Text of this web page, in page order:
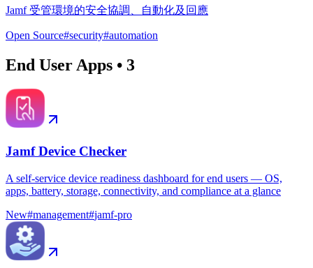
Jamf 受管環境的安全協調、自動化及回應
Open Source#security#automation
End User Apps • 3
Jamf Device Checker
A self-service device readiness dashboard for end users — OS,
apps, battery, storage, connectivity, and compliance at a glance
New#management#jamf-pro